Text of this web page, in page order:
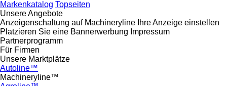
Markenkatalog Topseiten
Unsere Angebote
Anzeigenschaltung auf Machineryline Ihre Anzeige einstellen
Platzieren Sie eine Bannerwerbung Impressum
Partnerprogramm
Für Firmen
Unsere Marktplätze
Autoline™
Machineryline™